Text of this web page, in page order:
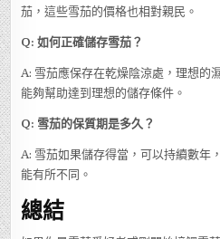
茄，這些雪茄的價格也相對親民。
Q: 如何正確儲存雪茄？
A: 雪茄應保存在乾燥陰涼處，理想的
能夠幫助達到理想的儲存條件。
Q: 雪茄的保質期是多久？
A: 雪茄如果儲存得當，可以持續數年
能有所不同。
總結